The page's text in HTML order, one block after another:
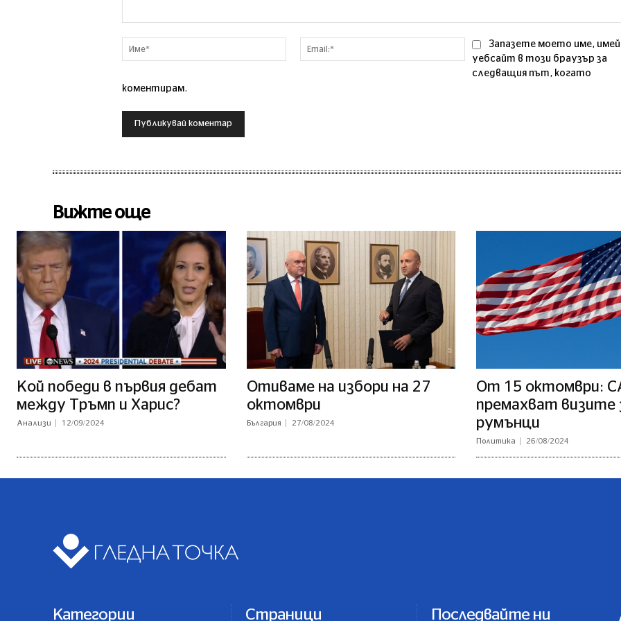
Име*
Email:*Запазете моето име,
уебсайт в този браузър за
следващия път, когато
коментирам.
Вижте още
Кой победи в първия дебат
между Тръмп и Харис?
Анализи 12/09/2024
Отиваме на избори на 27
октомври
България 27/08/2024
От 15 октомври:
премахват визите
румънци
Политика 26/08/2024
Категории Страници Последвайте ни